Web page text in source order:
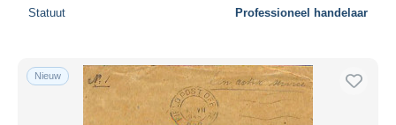
Statuut Professioneel handelaar
Nieuw